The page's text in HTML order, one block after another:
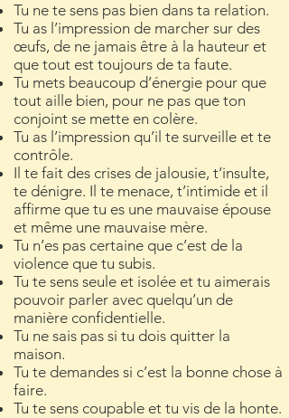
Tu ne te sens pas bien dans ta relation.
Tu as l’impression de marcher sur des
œufs, de ne jamais être à la hauteur et
que tout est toujours de ta faute.
Tu mets beaucoup d’énergie pour que
tout aille bien, pour ne pas que ton
conjoint se mette en colère.
Tu as l’impression qu’il te surveille et te
contrôle.
Il te fait des crises de jalousie, t’insulte,
te dénigre. Il te menace, t’intimide et il
affirme que tu es une mauvaise épouse
et même une mauvaise mère.
Tu n’es pas certaine que c’est de la
violence que tu subis.
Tu te sens seule et isolée et tu aimerais
pouvoir parler avec quelqu’un de
manière confidentielle.
Tu ne sais pas si tu dois quitter la
maison.
Tu te demandes si c’est la bonne chose à
faire.
Tu te sens coupable et tu vis de la honte.